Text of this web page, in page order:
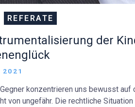
REFERATE
der
2021
konzentrieren uns bewusst auf
von ungefähr. Die rechtliche